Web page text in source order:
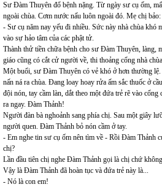
Sư Đàm Thuyên đổ bệnh nặng. Từ ngày sư cụ ốm,
ngoài chùa. Cơm nước nấu luôn ngoài đó. Mẹ chị bảo:
- Sư cụ năm nay yếu đi nhiều. Sức này nhà chùa khó
vào sự hảo tâm của các phật tử.
Thành thử tiền chữa bệnh cho sư Đàm Thuyên, làng,
giáo cũng có cắt cử người về, thi thoảng cổng nhà
Một buổi, sư Đàm Thuyên có vẻ khó ở hơn thường
nấn ná ra chùa. Đang loay hoay rửa ấm sắc thuốc ở
đội nón, tay cầm làn, dắt theo một đứa trẻ rẽ vào
ra ngay. Đàm Thảnh!
Người đàn bà nghoảnh sang phía chị. Sau một giây
người quen. Đàm Thảnh bỏ nón cầm ở tay.
- Em nghe tin sư cụ ốm nên tìm về - Rồi Đàm Thảnh
chị?
Lần đầu tiên chị nghe Đàm Thảnh gọi là chị chứ
Vậy là Đàm Thảnh đã hoàn tục và đứa trẻ này là...
- Nó là con em!